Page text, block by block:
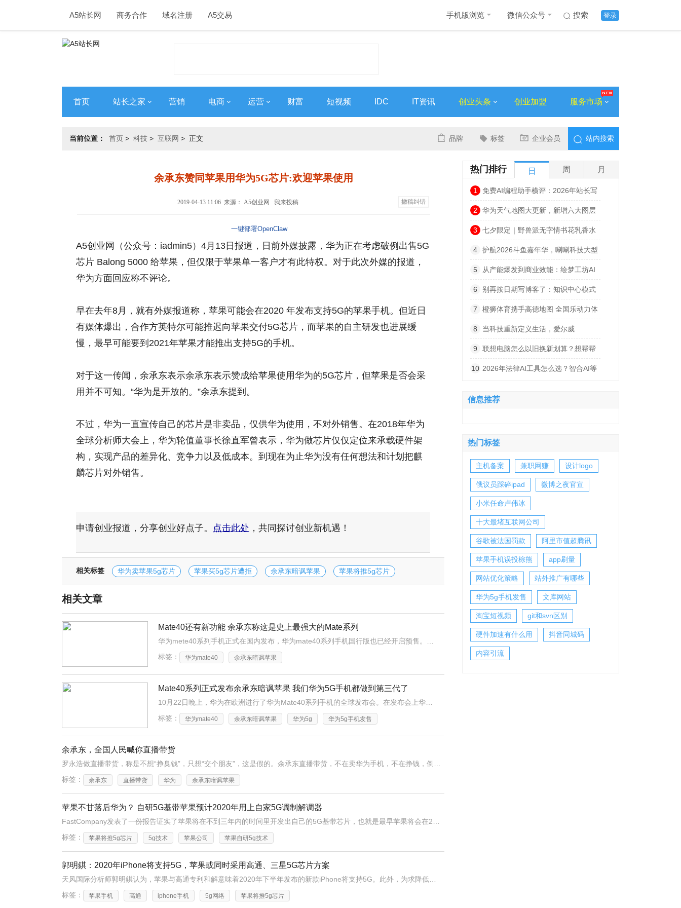
A5站长网 商务合作 域名注册 A5交易 登录
搜索
手机版浏览 微信公众号
首页 站长之家 营销 电商 运营 财富 短视频 IDC IT资讯 创业头条 创业加盟 服务市场
当前位置： 首页 > 科技 > 互联网 > 正文 品牌 标签 企业会员 站内搜索
余承东赞同苹果用华为5G芯片:欢迎苹果使用
2019-04-13 11:06 来源： A5创业网 我来投稿 撤稿纠错
一键部署OpenClaw
A5创业网（公众号：iadmin5）4月13日报道，日前外媒披露，华为正在考虑破例出售5G
芯片 Balong 5000 给苹果，但仅限于苹果单一客户才有此特权。对于此次外媒的报道，
华为方面回应称不评论。
早在去年8月，就有外媒报道称，苹果可能会在2020 年发布支持5G的苹果手机。但近日
有媒体爆出，合作方英特尔可能推迟向苹果交付5G芯片，而苹果的自主研发也进展缓
慢，最早可能要到2021年苹果才能推出支持5G的手机。
对于这一传闻，余承东表示余承东表示赞成给苹果使用华为的5G芯片，但苹果是否会采
用并不可知。“华为是开放的。”余承东提到。
不过，华为一直宣传自己的芯片是非卖品，仅供华为使用，不对外销售。在2018年华为
全球分析师大会上，华为轮值董事长徐直军曾表示，华为做芯片仅仅定位来承载硬件架
构，实现产品的差异化、竞争力以及低成本。到现在为止华为没有任何想法和计划把麒
麟芯片对外销售。
申请创业报道，分享创业好点子。 点击此处 ，共同探讨创业新机遇！
相关标签 华为卖苹果5g芯片 苹果买5g芯片遭拒 余承东暗讽苹果 苹果将推5g芯片
相关文章
Mate40还有新功能 余承东称这是史上最强大的Mate系列
标签：
华为mate40 余承东暗讽苹果
Mate40系列正式发布余承东暗讽苹果 我们华为5G手机都做到第三代了
标签：
华为mate40 余承东暗讽苹果 华为5g 华为5g手机发售
余承东，全国人民喊你直播带货
标签：
余承东 直播带货 华为 余承东暗讽苹果
苹果不甘落后华为？ 自研5G基带苹果预计2020年用上自家5G调制解调器
标签：
苹果将推5g芯片 5g技术 苹果公司 苹果自研5g技术
郭明錤：2020年iPhone将支持5G，苹果或同时采用高通、三星5G芯片方案
标签：
苹果手机 高通 iphone手机 5g网络 苹果将推5g芯片
热门排行 日 周 月
1 免费AI编程助手横评：2026年站长写
代码，不花一分钱也能很高效
2 华为天气地图大更新，新增六大图层
让你出行无忧
3 七夕限定｜野兽派无字情书花乳香水
及浪漫花礼
4 护航2026斗鱼嘉年华，唰唰科技大型
活动服务能力实战解析
5 从产能爆发到商业效能：绘梦工坊AI
一站式模式重构微短剧产业价值链
6 别再按日期写博客了：知识中心模式
让网站流量翻倍的思路
7 橙狮体育携手高德地图 全国乐动力体
育中心一键可达
8 当科技重新定义生活，爱尔威
Airwheel正在引领下一代智能出行风潮
9 联想电脑怎么以旧换新划算？想帮帮
AI智换助你换新回血
10 2026年法律AI工具怎么选？智合AI等
信息推荐
热门标签
主机备案 兼职网赚 设计logo
俄议员踩碎ipad 微博之夜官宣
小米任命卢伟冰
十大最堵互联网公司
谷歌被法国罚款 阿里市值超腾讯
苹果手机误投棕熊 app刷量
网站优化策略 站外推广有哪些
华为5g手机发售 文库网站
淘宝短视频 git和svn区别
硬件加速有什么用 抖音同城码
内容引流